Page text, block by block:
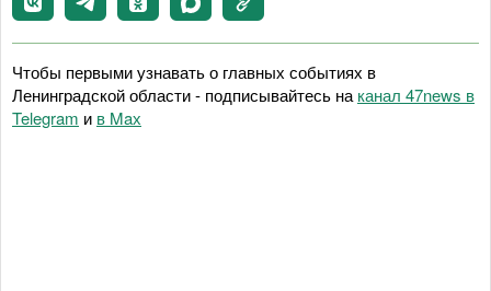
Чтобы первыми узнавать о главных событиях в
Ленинградской области - подписывайтесь на канал 47news в
Telegram и в Maх